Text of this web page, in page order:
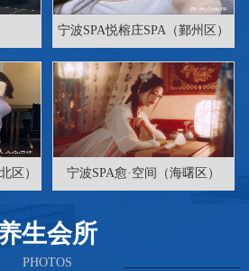
宁波SPA悦榕庄SPA（鄞州区）
区） 宁波SPA愈·空间（海曙区）
生会所
PHOTOS